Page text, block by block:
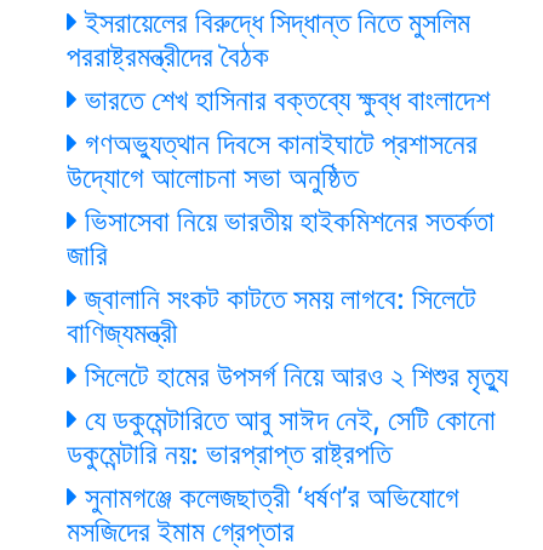
ইসরায়েলের বিরুদ্ধে সিদ্ধান্ত নিতে মুসলিম
পররাষ্ট্রমন্ত্রীদের বৈঠক
ভারতে শেখ হাসিনার বক্তব্যে ক্ষুব্ধ বাংলাদেশ
গণঅভ্যুত্থান দিবসে কানাইঘাটে প্রশাসনের
উদ্যোগে আলোচনা সভা অনুষ্ঠিত
ভিসাসেবা নিয়ে ভারতীয় হাইকমিশনের সতর্কতা
জারি
জ্বালানি সংকট কাটতে সময় লাগবে: সিলেটে
বাণিজ্যমন্ত্রী
সিলেটে হামের উপসর্গ নিয়ে আরও ২ শিশুর মৃত্যু
যে ডকুমেন্টারিতে আবু সাঈদ নেই, সেটি কোনো
ডকুমেন্টারি নয়: ভারপ্রাপ্ত রাষ্ট্রপতি
সুনামগঞ্জে কলেজছাত্রী ‘ধর্ষণ’র অভিযোগে
মসজিদের ইমাম গ্রেপ্তার